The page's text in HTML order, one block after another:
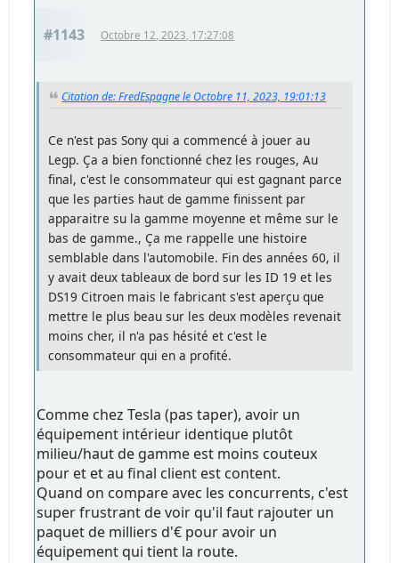
#1143 Octobre 12, 2023, 17:27:08
Citation de: FredEspagne le Octobre 11, 2023, 19:01:13
Ce n'est pas Sony qui a commencé à jouer au
Legp. Ça a bien fonctionné chez les rouges, Au
final, c'est le consommateur qui est gagnant parce
que les parties haut de gamme finissent par
apparaitre su la gamme moyenne et même sur le
bas de gamme., Ça me rappelle une histoire
semblable dans l'automobile. Fin des années 60, il
y avait deux tableaux de bord sur les ID 19 et les
DS19 Citroen mais le fabricant s'est aperçu que
mettre le plus beau sur les deux modèles revenait
moins cher, il n'a pas hésité et c'est le
consommateur qui en a profité.
Comme chez Tesla (pas taper), avoir un
équipement intérieur identique plutôt
milieu/haut de gamme est moins couteux
pour et et au final client est content.
Quand on compare avec les concurrents, c'est
super frustrant de voir qu'il faut rajouter un
paquet de milliers d'€ pour avoir un
équipement qui tient la route.